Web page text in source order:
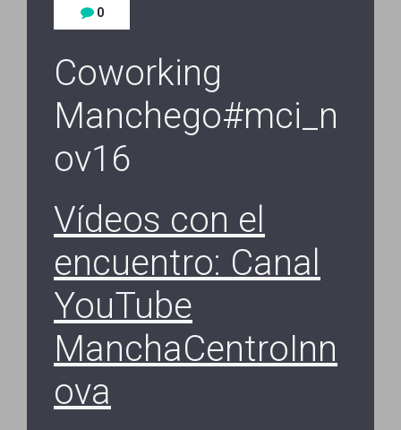
0
Coworking
Manchego#mci_n
ov16
Vídeos con el
encuentro: Canal
YouTube
ManchaCentroInn
ova